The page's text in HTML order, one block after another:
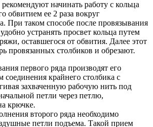
начинать работу с кольца
обвитием ее 2 раза вокруг
При таком способе после провязывания
устранять просвет кольца путем
оставшегося от обвития. Далее этот
провязанных столбиков и обрезают.
первого ряда производят его
соединения крайнего столбика с
захваченную рабочую нить под
петли через петлю,
крючке.
второго ряда необходимо
петли подъема. Такой прием